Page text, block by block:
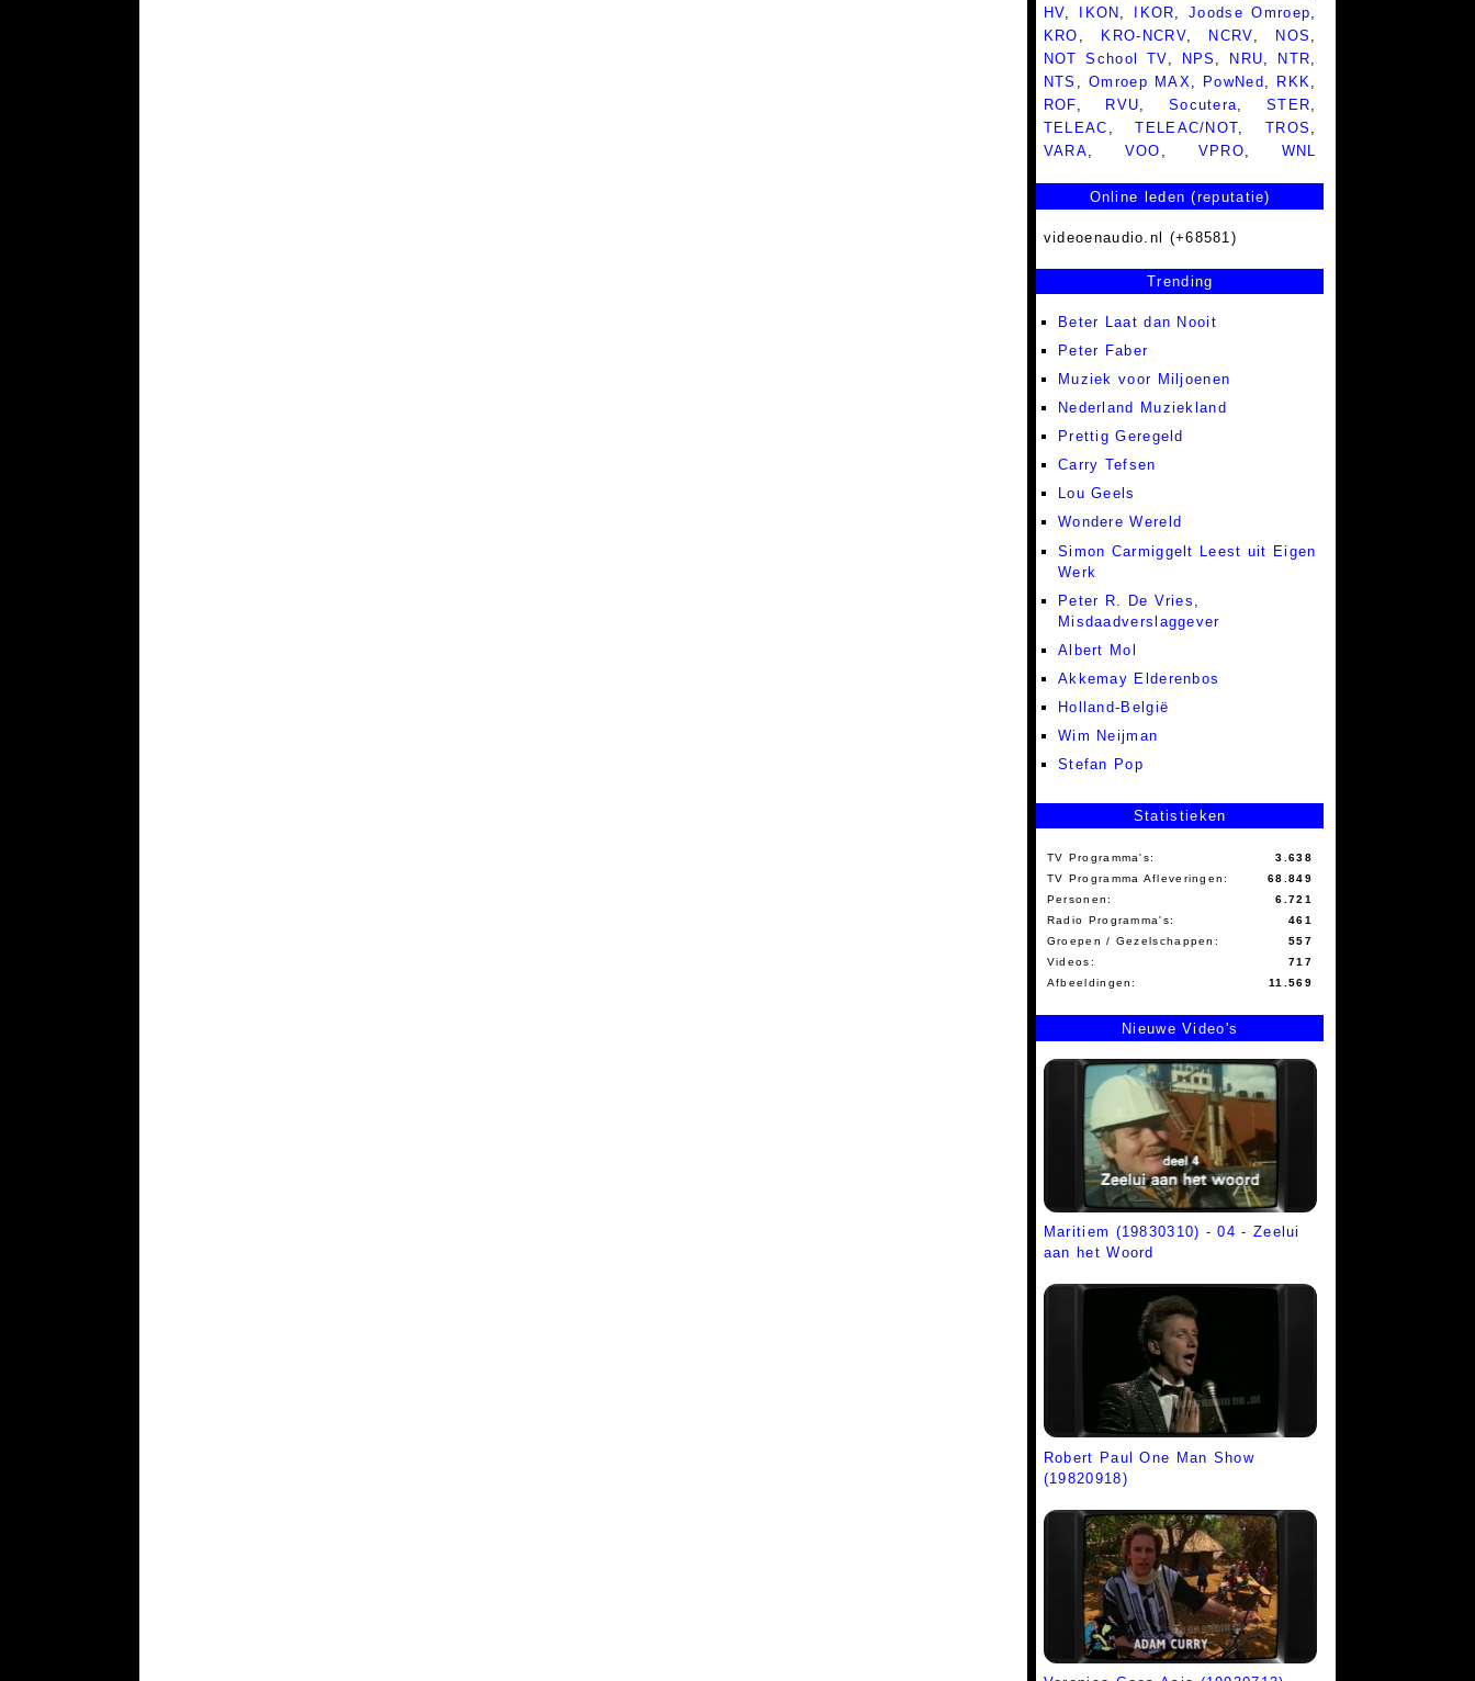
HV, IKON , IKOR,Joodse Omroep,
KRO , KRO-NCRV, NCRV, NOS ,
NOT School TV, NPS , NRU, NTR,
NTS ,Omroep MAX, PowNed , RKK,
ROF, RVU, Socutera,STER,
TELEAC ,TELEAC/NOT,TROS ,
VARA, VOO , VPRO, WNL
Online leden (reputatie)
videoenaudio.nl (+68581)
Trending
Beter Laat dan Nooit
Peter Faber
Muziek voor Miljoenen
Nederland Muziekland
Prettig Geregeld
Carry Tefsen
Lou Geels
Wondere Wereld
Simon Carmiggelt Leest uit Eigen
Werk
Peter R. De Vries,
Misdaadverslaggever
Albert Mol
Akkemay Elderenbos
Holland-België
Wim Neijman
Stefan Pop
Statistieken
TV Programma's:
3.638
TV Programma Afleveringen:
68.849
Personen:
6.721
Radio Programma's:
461
Groepen / Gezelschappen:
557
Videos:
717
Afbeeldingen:
11.569
Nieuwe Video's
Maritiem (19830310) - 04 - Zeelui
aan het Woord
Robert Paul One Man Show
(19820918)